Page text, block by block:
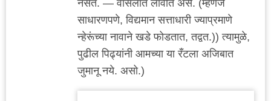
नसत. — वासलात लावीत असे. (म्हणजे
साधारणपणे, विद्यमान सत्ताधारी ज्याप्रमाणे
न्हेरूंच्या नावाने खडे फोडतात, तद्वत.)) त्यामुळे,
पुढील पिढ्यांनी आमच्या या रँटला अजिबात
जुमानू नये. असो.)